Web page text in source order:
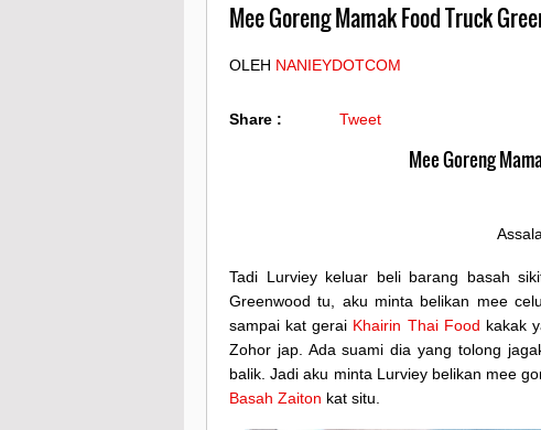
Mee Goreng Mamak Food Truck
OLEH NANIEYDOTCOM
Share : Tweet
Mee Goreng
Tadi Lurviey keluar beli barang basah
Greenwood tu, aku minta belikan mee
sampai kat gerai Khairin Thai Food kakak
Zohor jap. Ada suami dia yang tolong
balik. Jadi aku minta Lurviey belikan mee
Basah Zaiton kat situ.